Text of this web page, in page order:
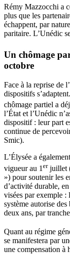
Rémy Mazzocchi a
plus que les
échappent, par
paritaire. L’Unédic
Un chômage
octobre
Face à la reprise de
dispositifs
chômage partiel a
l’État et l’Unédic
dispositif : leur part
continue de
Smic).
L’Élysée a
vigueur au 1 erjuillet
») pour soutenir les
d’activité durable,
visées par exemple :
système autorise des
deux ans, par
Quant au régime
se manifestera par
une compensation à